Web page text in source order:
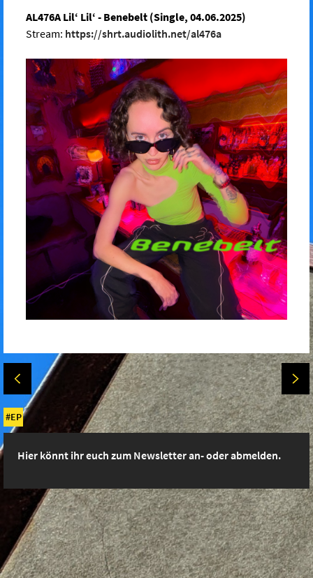
AL476A Lil‘ Lil‘ - Benebelt (Single, 04.06.2025)
Stream: https://shrt.audiolith.net/al476a
EP
Hier könnt ihr euch zum Newsletter an- oder abmelden.